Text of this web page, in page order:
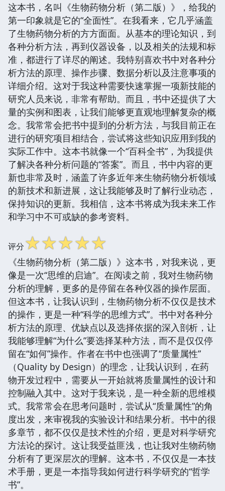
这本书，名叫《生物药物分析（第二版）》，给我的
第一印象就是它的“全面性”。在我看来，它几乎涵盖
了生物药物分析的方方面面。从基本的理论知识，到
各种分析方法，再到仪器设备，以及相关的法规和标
准，都进行了详尽的阐述。我特别喜欢书中对各种分
析方法的原理、操作步骤、数据分析以及注意事项的
详细介绍。这对于我这种需要快速掌握一项新技能的
研究人员来说，非常有帮助。而且，书中还提供了大
量的实例和图表，让我们能够更直观地理解复杂的概
念。我常常会把书中提到的分析方法，与我目前正在
进行的研究项目相结合，尝试将这些知识应用到我的
实际工作中。这本书就像一个“百科全书”，为我提供
了解决各种分析问题的“答案”。而且，书中内容的更
新也非常及时，涵盖了许多近年来生物药物分析领域
的新技术和新进展，这让我能够及时了解行业动态，
保持知识的更新。我相信，这本书将成为我未来工作
和学习中不可或缺的参考资料。
评分☆☆☆☆☆
《生物药物分析（第二版）》这本书，对我来说，更
像是一次“思维的启迪”。在阅读之前，我对生物药物
分析的理解，更多的是停留在各种仪器的操作层面。
但这本书，让我认识到，生物药物分析不仅仅是技术
的操作，更是一种“科学的思维方式”。书中对各种分
析方法的原理、优缺点以及选择依据的深入剖析，让
我能够理解“为什么”要选择某种方法，而不是仅仅停
留在“如何”操作。作者在书中也强调了“质量属性”
（Quality by Design）的理念，让我认识到，在药
物开发过程中，需要从一开始就将质量属性的设计和
控制融入其中。这对于我来说，是一种全新的思维模
式。我常常会在思考问题时，尝试从“质量属性”的角
度出发，来审视我的实验设计和结果分析。书中的很
多章节，都不仅仅是技术性的介绍，更是对科学研究
方法论的探讨。这让我受益匪浅，也让我对生物药物
分析有了更深层次的理解。这本书，不仅仅是一本技
术手册，更是一本指导我如何进行科学研究的“哲学
书”。